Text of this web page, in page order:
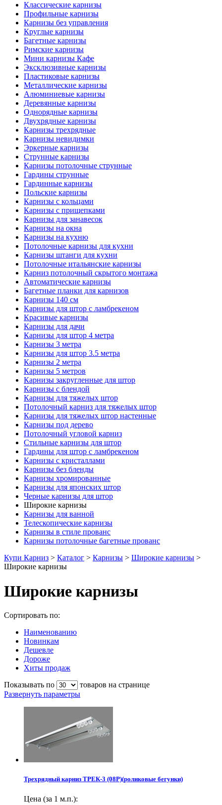
Классические карнизы
Профильные карнизы
Карнизы без управления
Круглые карнизы
Багетные карнизы
Римские карнизы
Мини карнизы Кафе
Эксклюзивные карнизы
Пластиковые карнизы
Металлические карнизы
Алюминиевые карнизы
Деревянные карнизы
Однорядные карнизы
Двухрядные карнизы
Карнизы трехрядные
Карнизы невидимки
Эркерные карнизы
Струнные карнизы
Карнизы потолочные струнные
Гардины струнные
Гардинные карнизы
Польские карнизы
Карнизы с кольцами
Карнизы с прищепками
Карнизы для занавесок
Карнизы на окна
Карнизы на кухню
Потолочные карнизы для кухни
Карнизы штанги для кухни
Потолочные итальянские карнизы
Карниз потолочный скрытого монтажа
Автоматические карнизы
Багетные планки для карнизов
Карнизы 140 см
Карнизы для штор с ламбрекеном
Красивые карнизы
Карнизы для дачи
Карнизы для штор 4 метра
Карнизы 3 метра
Карнизы для штор 3.5 метра
Карнизы 2 метра
Карнизы 5 метров
Карнизы закругленные для штор
Карнизы с блендой
Карнизы для тяжелых штор
Потолочный карниз для тяжелых штор
Карнизы для тяжелых штор настенные
Карнизы под дерево
Потолочный угловой карниз
Стильные карнизы для штор
Гардины для штор с ламбрекеном
Карнизы с кристаллами
Карнизы без бленды
Карнизы хромированные
Карнизы для японских штор
Черные карнизы для штор
Широкие карнизы
Карнизы для ванной
Телескопические карнизы
Карнизы в стиле прованс
Карнизы потолочные багетные прованс
Купи Карниз > Каталог > Карнизы > Широкие карнизы >
Широкие карнизы
Широкие карнизы
Сортировать по:
Наименованию
Новинкам
Дешевле
Дороже
Хиты продаж
Показывать по
товаров на странице
Развернуть параметры
Трехрядный карниз ТРЕК-3 (08Р)(роликовые бегунки)
Цена (за 1 м.п.):